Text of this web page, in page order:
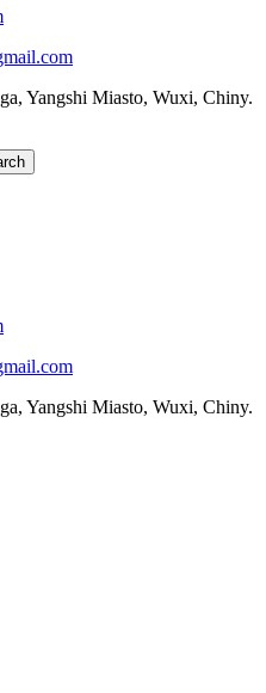
Yangshi Miasto, Wuxi, Chiny.
Yangshi Miasto, Wuxi, Chiny.